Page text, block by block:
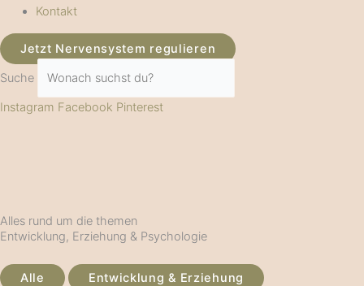
Kontakt
Jetzt Nervensystem regulieren
Suche
Instagram Facebook Pinterest
Alles rund um die themen
Entwicklung, Erziehung & Psychologie
Alle Entwicklung & Erziehung